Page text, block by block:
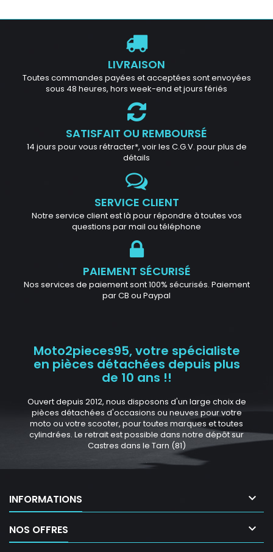
LIVRAISON
Toutes commandes payées et acceptées sont envoyées
sous 48 heures, hors week-end et jours fériés
SATISFAIT OU REMBOURSÉ
14 jours pour vous rétracter*, voir les C.G.V. pour plus de
détails
SERVICE CLIENT
Notre service client est là pour répondre à toutes vos
questions par mail ou téléphone
PAIEMENT SÉCURISÉ
Nos services de paiement sont 100% sécurisés. Paiement
par CB ou Paypal
Moto2pieces95, votre spécialiste
en pièces détachées depuis plus
de 10 ans !!
Ouvert depuis 2012, nous disposons d'un large choix de
pièces détachées d'occasions ou neuves pour votre
moto ou votre scooter, pour toutes marques et toutes
cylindrées. Le retrait est possible dans notre dépôt sur
Castres dans le Tarn (81)
INFORMATIONS 
NOS OFFRES 